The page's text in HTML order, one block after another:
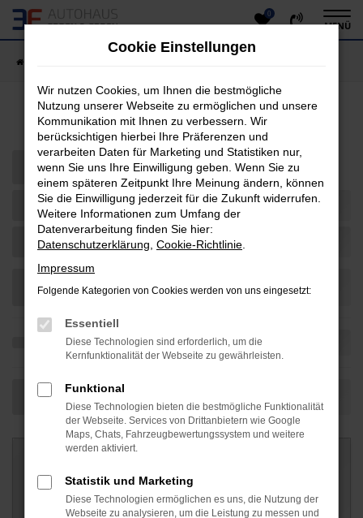
Zum
Hauptinhalt
0
MENÜ
Fahrzeug-Showroom
Cookie Einstellungen
Wir nutzen Cookies, um Ihnen die bestmögliche
Nutzung unserer Webseite zu ermöglichen und unsere
Kommunikation mit Ihnen zu verbessern. Wir
berücksichtigen hierbei Ihre Präferenzen und
verarbeiten Daten für Marketing und Statistiken nur,
wenn Sie uns Ihre Einwilligung geben. Wenn Sie zu
einem späteren Zeitpunkt Ihre Meinung ändern, können
Sie die Einwilligung jederzeit für die Zukunft widerrufen.
Weitere Informationen zum Umfang der
Datenverarbeitung finden Sie hier:
Datenschutzerklärung Cookie-Richtlinie
Impressum
Folgende Kategorien von Cookies werden von uns eingesetzt:
Essentiell
Diese Technologien sind erforderlich, um die
Kernfunktionalität der Webseite zu gewährleisten.
Funktional
Diese Technologien bieten die bestmögliche Funktionalität
der Webseite. Services von Drittanbietern wie Google
Maps, Chats, Fahrzeugbewertungssystem und weitere
werden aktiviert.
Statistik und Marketing
Diese Technologien ermöglichen es uns, die Nutzung der
Webseite zu analysieren, um die Leistung zu messen und